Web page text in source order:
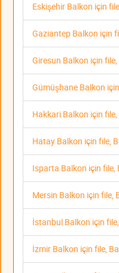
Eskişehir Balkon için
Gaziantep Balkon için
Giresun Balkon için
Gümüşhane Balkon
Hakkari Balkon için
Hatay Balkon için file,
Isparta Balkon için file,
Mersin Balkon için file,
İstanbul Balkon için
İzmir Balkon için file,